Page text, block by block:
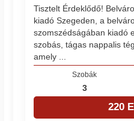
Tisztelt Érdeklődő!
kiadó Szegeden, a
szomszédságában kiadó
szobás, tágas nappalis
amely ...
Szobák
3
220